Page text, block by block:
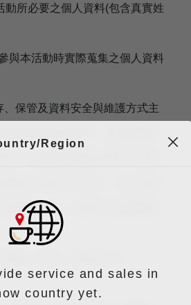
動所必要之個人資料(包含真實姓
與本活動時實際蒐集之個人資料
、保管及資料安全與維護方式主
授權之人員，絕對禁止接觸參加
Region
service and sales in
country yet.